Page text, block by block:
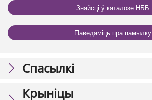
Знайсці ў каталозе НББ
Паведаміць пра памылку
Спасылкі
Крыніцы